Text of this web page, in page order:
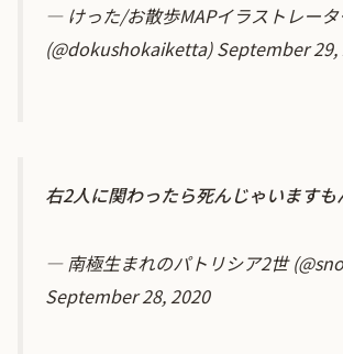
— けった/お散歩MAPイラストレータ
(@dokushokaiketta)September 29,
右2人に関わったら死んじゃいますも
— 南極生まれのパトリシア2世
September 28, 2020